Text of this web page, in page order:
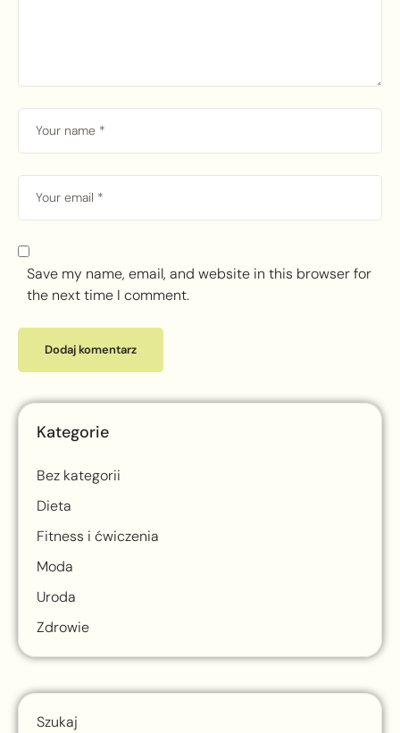
Save my name, email, and website in this browser for
the next time I comment.
Kategorie
Bez kategorii
Dieta
Fitness i ćwiczenia
Moda
Uroda
Zdrowie
Szukaj